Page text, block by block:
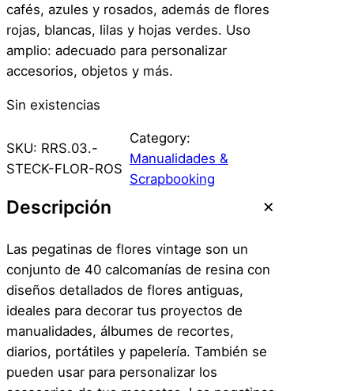
cafés, azules y rosados, además de flores
rojas, blancas, lilas y hojas verdes. Uso
amplio: adecuado para personalizar
accesorios, objetos y más.
Sin existencias
SKU: RRS.03.-
STECK-FLOR-ROS
Category:
Manualidades &
Scrapbooking
Descripción
Las pegatinas de flores vintage son un
conjunto de 40 calcomanías de resina con
diseños detallados de flores antiguas,
ideales para decorar tus proyectos de
manualidades, álbumes de recortes,
diarios, portátiles y papelería. También se
pueden usar para personalizar los